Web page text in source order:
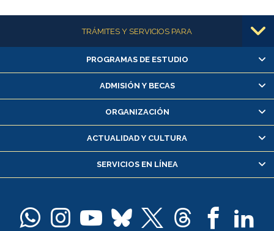
Más informaciónTRÁMITES Y SERVICIOS PARA
Alumnas/os y exalumnas/os
Matrícula en línea
Inscripción y cambio de asignaturas
Consulta y certificado de notas
Servicio médico y dental
Pago de arancel y crédito alumnos
Docentes
PROGRAMAS DE ESTUDIO
ADMISIÓN Y BECAS
ORGANIZACIÓN
ACTUALIDAD Y CULTURA
SERVICIOS EN LÍNEA